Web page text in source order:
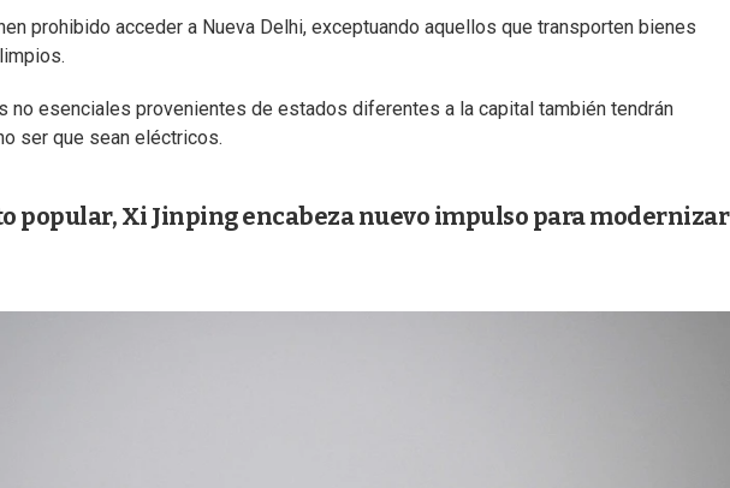
prohibido acceder a Nueva Delhi, exceptuando aquellos que transporten bienes
no esenciales provenientes de estados diferentes a la capital también tendrán
ser que sean eléctricos.
popular, Xi Jinping encabeza nuevo impulso para modernizar